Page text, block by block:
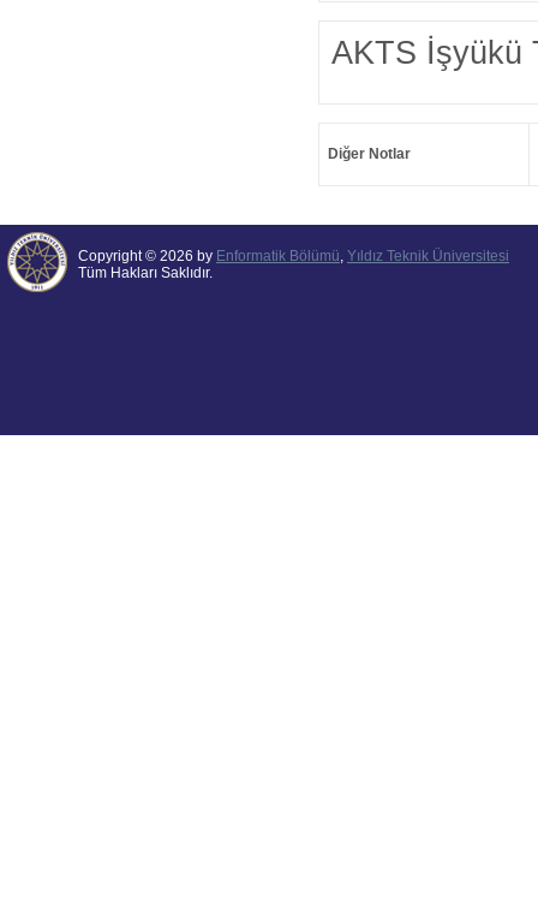
AKTS İşyükü
Diğer Notlar
Copyright © 2026 by Enformatik Bölümü, Yıldız Teknik Üniversitesi
Tüm Hakları Saklıdır.